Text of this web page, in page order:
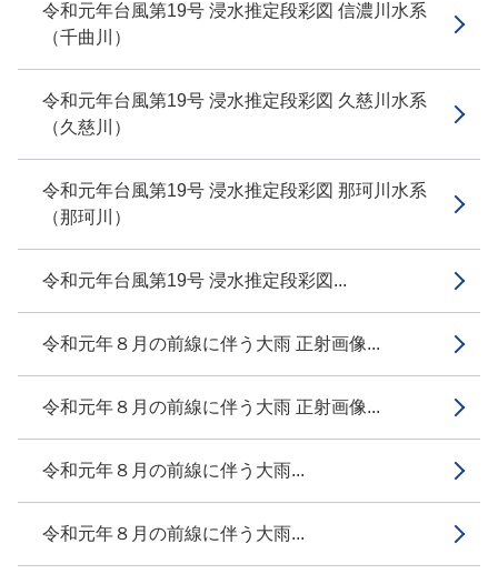
令和元年台風第19号 浸水推定段彩図 信濃川水系
（千曲川）
令和元年台風第19号 浸水推定段彩図 久慈川水系
（久慈川）
令和元年台風第19号 浸水推定段彩図 那珂川水系
（那珂川）
令和元年台風第19号 浸水推定段彩図...
令和元年８月の前線に伴う大雨 正射画像...
令和元年８月の前線に伴う大雨 正射画像...
令和元年８月の前線に伴う大雨...
令和元年８月の前線に伴う大雨...